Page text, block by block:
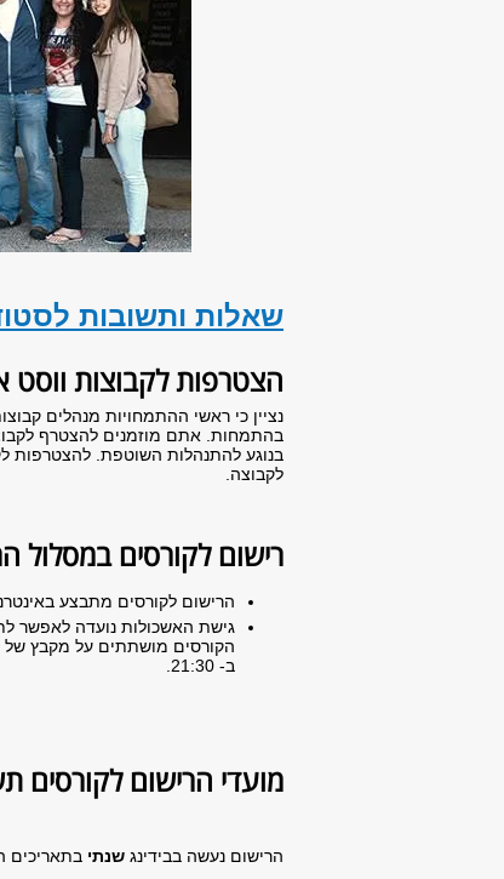
שאלות ותשובות
הצטרפות לקבוצות
נציין כי ראשי ההתמחויות מנהלים
בהתמחות. אתם מוזמנים להצטרף
בנוגע להתנהלות השוטפת. להצטרפות
לקבוצה.
רישום לקורסים במסלול
הרישום לקורסים מתבצע
גישת האשכולות נועדה לאפשר
ב- 21:30.
מועדי הרישום לקורסים
הרישום נעשה בבידינג שנתי בתאריכים